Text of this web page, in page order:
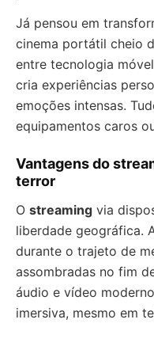
Já pensou em
cinema portátil cheio
entre tecnologia
cria experiências
emoções intensas.
equipamentos caros
Vantagens do
terror
O streaming via
liberdade geográfica.
durante o trajeto de
assombradas no fim
áudio e vídeo
imersiva, mesmo em